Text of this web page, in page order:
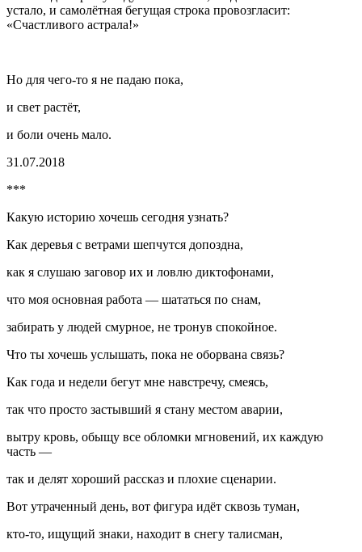
устало, и самолётная бегущая строка провозгласит:
«Счастливого астрала!»
Но для чего-то я не падаю пока,
и свет растёт,
и боли очень мало.
31.07.2018
***
Какую историю хочешь сегодня узнать?
Как деревья с ветрами шепчутся допоздна,
как я слушаю заговор их и ловлю диктофонами,
что моя основная работа — шататься по снам,
забирать у людей смурное, не тронув спокойное.
Что ты хочешь услышать, пока не оборвана связь?
Как года и недели бегут мне навстречу, смеясь,
так что просто застывший я стану местом аварии,
вытру кровь, обыщу все обломки мгновений, их каждую
часть —
так и делят хороший рассказ и плохие сценарии.
Вот утраченный день, вот фигура идёт сквозь туман,
кто-то, ищущий знаки, находит в снегу талисман,